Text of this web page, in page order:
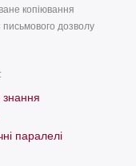
копіювання
дозволу
знання
паралелі